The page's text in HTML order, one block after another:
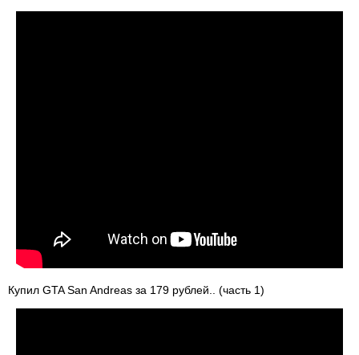
Купил GTA San Andreas за 179 рублей.. (часть 1)